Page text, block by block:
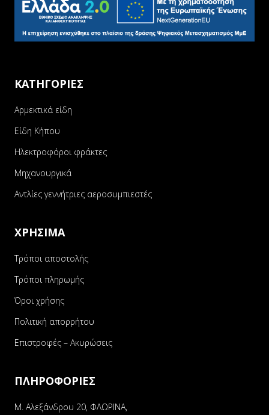
ΚΑΤΗΓΟΡΙΕΣ
Αρμεκτικά είδη
Είδη Κήπου
Ηλεκτροφόροι φράκτες
Μηχανουργικά
Αντλίες γεννήτριες αεροσυμπιεστές
ΧΡΗΣΙΜΑ
Τρόποι αποστολής
Τρόποι πληρωμής
Όροι χρήσης
Πολιτική απορρήτου
Επιστροφές – Ακυρώσεις
ΠΛΗΡΟΦΟΡΙΕΣ
Μ. Αλεξάνδρου 20, ΦΛΩΡΙΝΑ,